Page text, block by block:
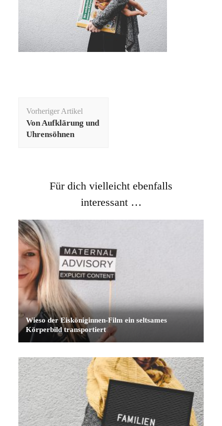
Vorheriger Artikel
Von Aufklärung und
Uhrensöhnen
Für dich vielleicht ebenfalls
interessant …
Wieso der Eisköniginnen-Film ein seltsames
Körperbild transportiert